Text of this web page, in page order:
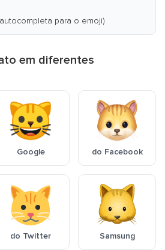
para o emoji)
em diferentes
Google do Facebook
do Twitter Samsung